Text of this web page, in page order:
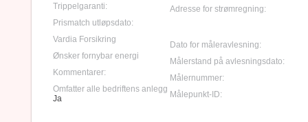
Trippelgaranti:
Prismatch utløpsdato:
Vardia Forsikring
Ønsker fornybar energi
Kommentarer:
Omfatter alle bedriftens anlegg
Ja
Adresse for strømregning:
Dato for måleravlesning:
Målerstand på avlesningsdato:
Målernummer:
Målepunkt-ID: